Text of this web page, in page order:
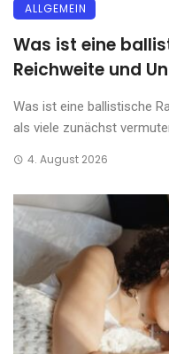
ALLGEMEIN
Was ist eine
Reichweite und
Was ist eine ballistische
als viele zunächst
4. August 2026